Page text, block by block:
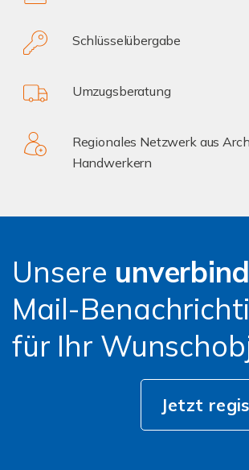
Schlüsselübergabe
Umzugsberatung
Regionales Netzwerk aus
Handwerkern
Unsere
Mail-
für Ihr
Jetzt